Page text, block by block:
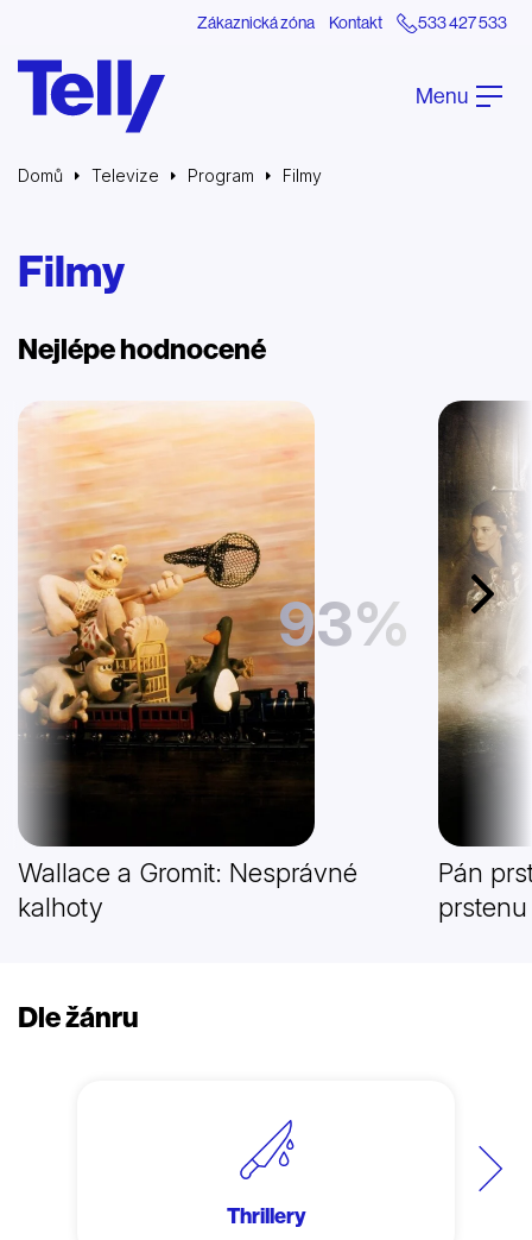
Zákaznická zóna Kontakt 533 427 533
Menu
Domů Televize Program Filmy
Filmy
Nejlépe hodnocené
Další
93%
Wallace a Gromit: Nesprávné
kalhoty
Pán
prstenu
Dle žánru
Další
Thrillery